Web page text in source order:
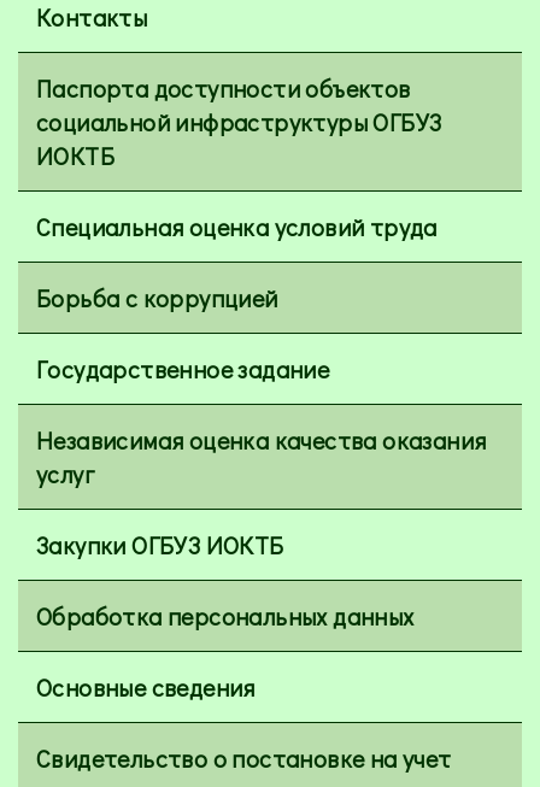
Контакты
Паспорта доступности объектов
социальной инфраструктуры ОГБУЗ
ИОКТБ
Специальная оценка условий труда
Борьба с коррупцией
Государственное задание
Независимая оценка качества оказания
услуг
Закупки ОГБУЗ ИОКТБ
Обработка персональных данных
Основные сведения
Свидетельство о постановке на учет